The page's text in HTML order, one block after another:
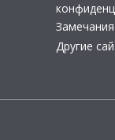
Другие